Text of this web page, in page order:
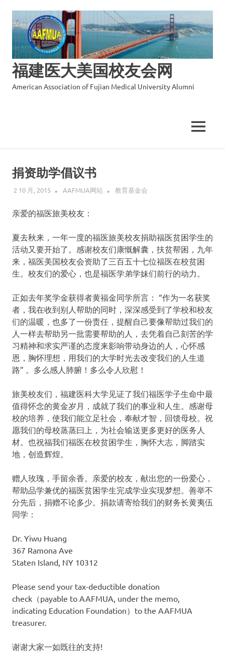
content
福建医大美国校友会网
American Association of Fujian Medical University Alumni
MENU
捐资助学倡议书
2 10 月, 2015 AAFMUA网站 教育基金会
亲爱的福医旅美校友：
夏去秋来， 一年一度的福医旅美校友捐助福医贫困学生的
活动又要开始了。 感谢校友们康慨解囊，扶贫帮困，九年
来， 福医美国校友会资助了三百五十七位福医在校贫困
生。 校友们的爱心，也是福医学弟学妹们前行的动力。
正如去年奖学金获得者黄福金同学所言： “作为一名获奖
者，我在收到别人帮助的同时， 深深感受到了学校和校友
们的温暖，也多了一份责任， 提醒自己要像帮助过我们的
人一样去帮助另一批需要帮助的人， 去凭着自己刻苦的学
习精神和求实严谨的态度来影响带动身边的人， 心怀感
恩，胸怀理想，用我们的大学时光去改变我们的人生道
路” 。多么感人肺腑！多么令人欣慰！
旅美校友们， 福建医科大学见证了我们福医学子生命中最
值得怀念的黄金岁月， 成就了我们的事业和人生。感谢母
校的培养，使我们能立足社会， 奉献才智，回馈母校。祝
愿我们的母校蒸蒸曰上， 为社会输送更多更好的医务人
材。也祝福我们福医在校贫困学生， 胸怀大志，脚踏实
地，创造辉煌。
赠人玫瑰，手留余香。亲爱的校友，献出您的一份爱心，
帮助品学兼优的福医贫困学生完成学业实现梦想。善举不
分先后， 捐赠不论多少。捐款请寄给我们的财务长黄夷伍
同学：
Dr. Yiwu Huang
367 Ramona Ave
Staten Island, NY 10312
Please send your tax-deductible donation
check（payable to AAFMUA, under the memo,
indicating Education Foundation）to the AAFMUA
treasurer.
谢谢大家一如既往的支持!